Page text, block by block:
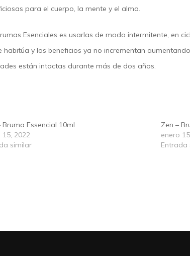
para el cuerpo, la mente y el alma.
Esenciales es usarlas de modo intermitente, en
habitúa y los beneficios ya no incrementan
están intactas durante más de dos años.
Bruma Essencial 10ml
15, 2022
similar
Zen –
enero
Entrada